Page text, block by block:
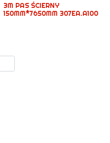
3M PAS ŚCIERNY
150MM*7650MM 307EA.A100